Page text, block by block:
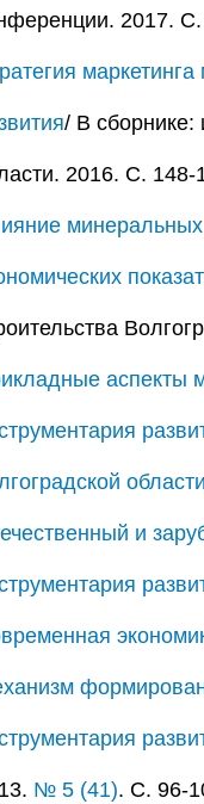
2017.
/ В сборнике:
2016. С. 148-
аспекты
и
№ 5 (41). С. 96-